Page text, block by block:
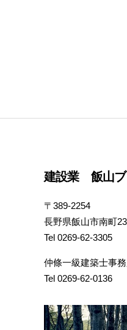
建設業 飯山ブ
〒389-2254
長野県飯山市南町
Tel 0269-62-3305
仲條一級建築士事
Tel 0269-62-0136